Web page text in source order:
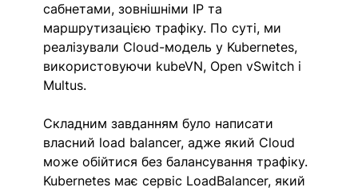
сабнетами, зовнішніми IP та
маршрутизацією трафіку. По суті, ми
реалізували Cloud-модель у Kubernetes,
використовуючи kubeVN, Open vSwitch і
Multus.
Складним завданням було написати
власний load balancer, адже який Cloud
може обійтися без балансування трафіку.
Kubernetes має сервіс LoadBalancer, який